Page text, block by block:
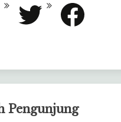
Twitter Facebook
Pengunjung